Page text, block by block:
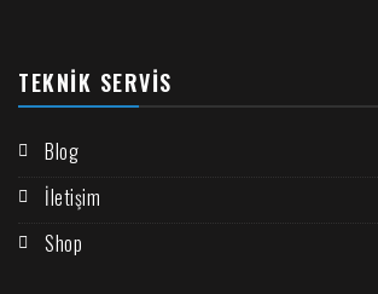
TEKNIK SERVIS
Blog
İletişim
Shop